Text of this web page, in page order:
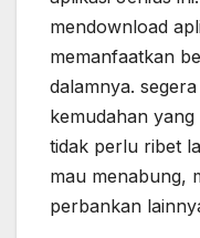
mendownload
memanfaatkan
dalamnya.
kemudahan
tidak perlu ribet
mau menabung,
perbankan